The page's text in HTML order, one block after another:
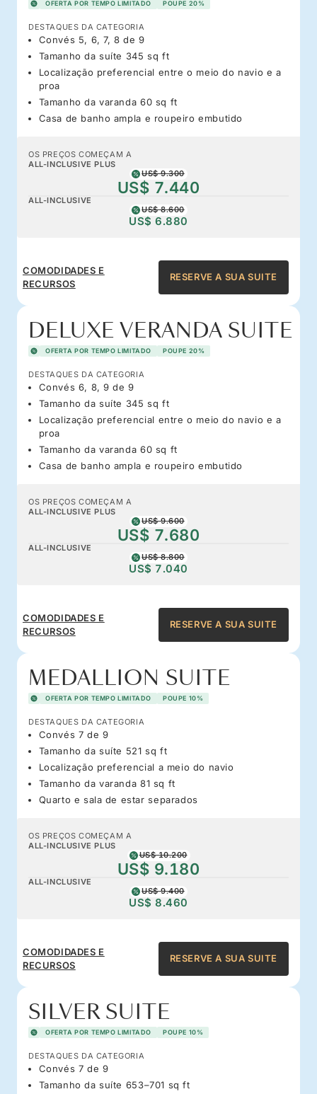
OFERTA POR TEMPO LIMITADO POUPE 20%
DESTAQUES DA CATEGORIA
Convés 5, 6, 7, 8 de 9
Tamanho da suíte 345 sq ft
Localização preferencial entre o meio do navio e a
proa
Tamanho da varanda 60 sq ft
Casa de banho ampla e roupeiro embutido
OS PREÇOS COMEÇAM A
ALL-INCLUSIVE PLUS
US$ 9.300
US$ 7.440
ALL-INCLUSIVE
US$ 8.600
US$ 6.880
COMODIDADES E
RECURSOS
RESERVE A SUA SUITE
DELUXE VERANDA SUITE
OFERTA POR TEMPO LIMITADO POUPE 20%
DESTAQUES DA CATEGORIA
Convés 6, 8, 9 de 9
Tamanho da suíte 345 sq ft
Localização preferencial entre o meio do navio e a
proa
Tamanho da varanda 60 sq ft
Casa de banho ampla e roupeiro embutido
OS PREÇOS COMEÇAM A
ALL-INCLUSIVE PLUS
US$ 9.600
US$ 7.680
ALL-INCLUSIVE
US$ 8.800
US$ 7.040
COMODIDADES E
RECURSOS
RESERVE A SUA SUITE
MEDALLION SUITE
OFERTA POR TEMPO LIMITADO POUPE 10%
DESTAQUES DA CATEGORIA
Convés 7 de 9
Tamanho da suíte 521 sq ft
Localização preferencial a meio do navio
Tamanho da varanda 81 sq ft
Quarto e sala de estar separados
OS PREÇOS COMEÇAM A
ALL-INCLUSIVE PLUS
US$ 10.200
US$ 9.180
ALL-INCLUSIVE
US$ 9.400
US$ 8.460
COMODIDADES E
RECURSOS
RESERVE A SUA SUITE
SILVER SUITE
OFERTA POR TEMPO LIMITADO POUPE 10%
DESTAQUES DA CATEGORIA
Convés 7 de 9
Tamanho da suíte 653–701 sq ft